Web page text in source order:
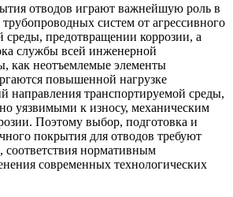
отводов играют важнейшую роль в
систем от агрессивного
среды, предотвращении коррозии, а
службы всей инженерной
как неотъемлемые элементы
повышенной нагрузке
направления транспортируемой среды,
уязвимыми к износу, механическим
Поэтому выбор, подготовка и
покрытия для отводов требуют
соответствия нормативным
современных технологических